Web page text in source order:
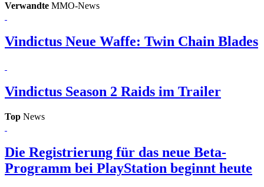
Verwandte MMO-News
Vindictus Neue Waffe: Twin Chain Blades
Vindictus Season 2 Raids im Trailer
Top News
Die Registrierung für das neue Beta-
Programm bei PlayStation beginnt heute